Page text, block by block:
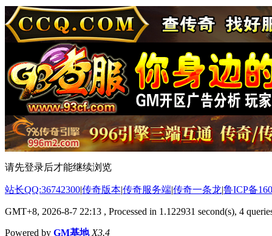
请先登录后才能继续浏览
站长QQ:36742300|传奇版本|传奇服务端|传奇一条龙|鲁ICP备
GMT+8, 2026-8-7 22:13 , Processed in 1.122931 second(s), 4
Powered by GM基地 X3.4